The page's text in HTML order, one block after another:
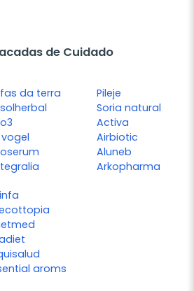
de Cuidado
da terra
Pileje
Soria natural
Activa
Airbiotic
Aluneb
Arkopharma
aroms